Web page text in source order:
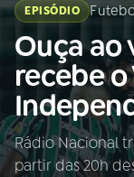
Buscar
na
Rádio
Nacional
EPISÓDIO
Ouça ao
recebe o
Rádio Nacional
partir das 20h